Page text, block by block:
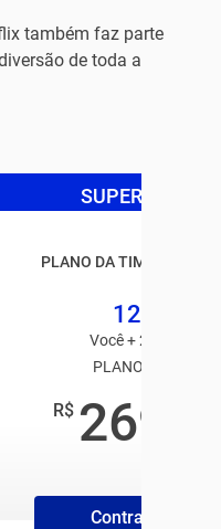
também faz parte
de toda a
SUPER OFERTA
PLANO DA TIM BLACK
125GB
Você + 2 usuários
PLANO TIM PÓS
R$ 269
Contrate Plano